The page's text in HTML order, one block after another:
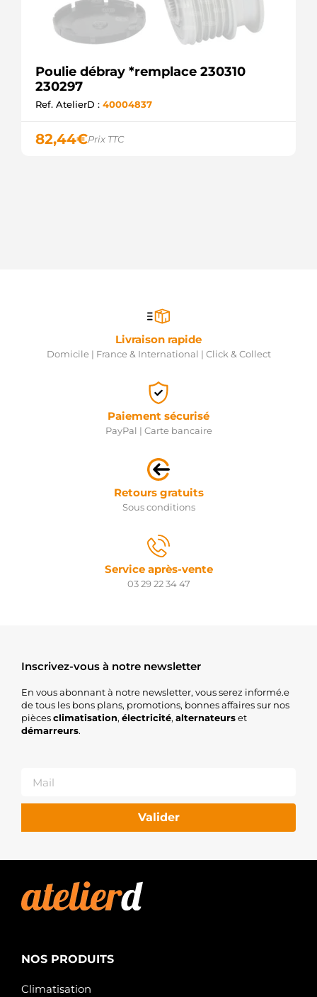
Poulie débray *remplace 230310
230297
Ref. AtelierD : 40004837
82,44€Prix TTC
Livraison rapide
Domicile | France & International | Click & Collect
Paiement sécurisé
PayPal | Carte bancaire
Retours gratuits
Sous conditions
Service après-vente
03 29 22 34 47
Inscrivez-vous à notre newsletter
En vous abonnant à notre newsletter, vous serez informé.e
de tous les bons plans, promotions, bonnes affaires sur nos
piècesclimatisation, électricité, alternateurset
démarreurs.
Valider
NOS PRODUITS
Climatisation